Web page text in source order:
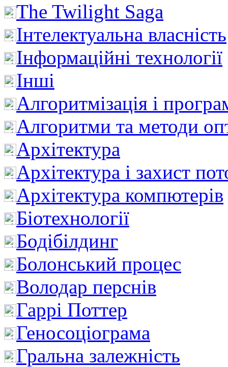
The Twilight Saga
Інтелектуальна влaсність
Інформаційні технології
Інші
Алгоритмізація і
Алгоритми та методи
Архітектура
Архітектура і захист
Архітектура компютерів
Біотехнології
Бодібілдинг
Болонський процес
Володар перснів
Гаррі Поттер
Геносоціограма
Гральна залежність